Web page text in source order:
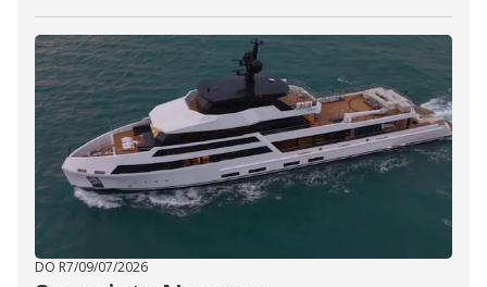
DO R7/09/07/2026